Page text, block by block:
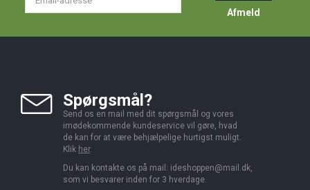
Afmeld
Spørgsmål?
Send os en mail med dit spørgsmål og vores
imødekommende kundeservice vil gøre, hvad
de kan for at være behjælpelige hurtigst muligt.
Klik her.
Du kan kontakte os på mail: ideshoppen@mail.dk,
som vi besvarer inden for 3 hverdage.